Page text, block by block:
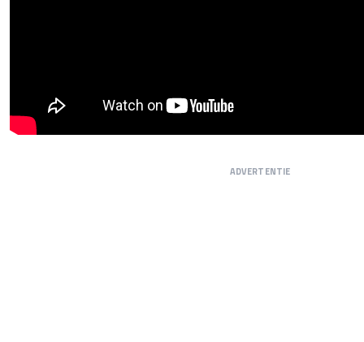
ADVERTENTIE